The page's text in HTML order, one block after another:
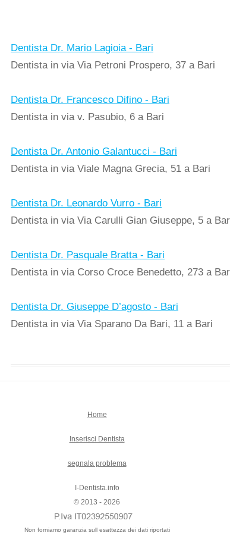
Dentista Dr. Mario Lagioia - Bari
Dentista in via Via Petroni Prospero, 37 a Bari
Dentista Dr. Francesco Difino - Bari
Dentista in via v. Pasubio, 6 a Bari
Dentista Dr. Antonio Galantucci - Bari
Dentista in via Viale Magna Grecia, 51 a Bari
Dentista Dr. Leonardo Vurro - Bari
Dentista in via Via Carulli Gian Giuseppe, 5 a
Dentista Dr. Pasquale Bratta - Bari
Dentista in via Corso Croce Benedetto, 273 a
Dentista Dr. Giuseppe D’agosto - Bari
Dentista in via Via Sparano Da Bari, 11 a Bari
Home
Inserisci Dentista
segnala problema
I-Dentista.info
© 2013 - 2026
Non forniamo garanzia sull esattezza dei dati riportati